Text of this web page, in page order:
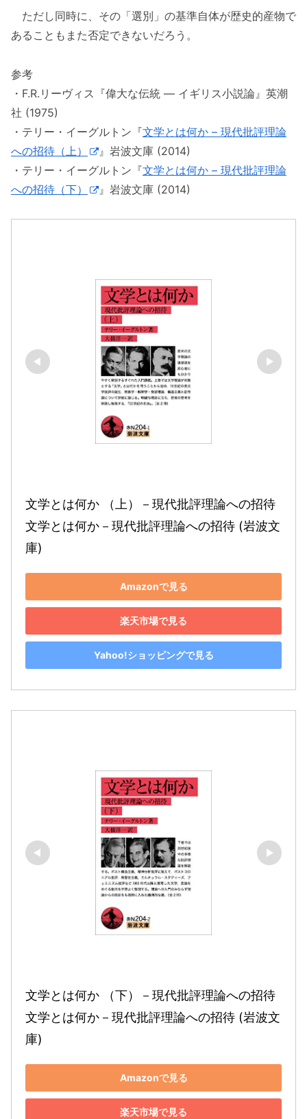
ただし同時に、その「選別」の基準自体が歴史的産物で
あることもまた否定できないだろう。
参考
・F.R.リーヴィス『偉大な伝統 ― イギリス小説論』英潮
社 (1975)
・テリー・イーグルトン『文学とは何か – 現代批評理論
への招待（上）
』岩波文庫 (2014)
・テリー・イーグルトン『文学とは何か – 現代批評理論
への招待（下）
』岩波文庫 (2014)
文学とは何か （上）－現代批評理論への招待
文学とは何か－現代批評理論への招待 (岩波文
庫)
Amazonで見る
楽天市場で見る
Yahoo!ショッピングで見る
文学とは何か （下）－現代批評理論への招待
文学とは何か－現代批評理論への招待 (岩波文
庫)
Amazonで見る
楽天市場で見る